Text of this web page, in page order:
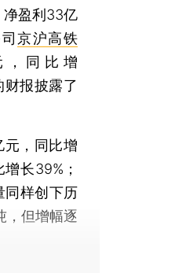
净盈利33亿
京沪高铁
，同比增
报披露了
，同比增
长39%；
同样创下历
，但增幅逐